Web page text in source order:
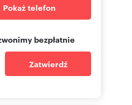
Pokaż telefon
bezpłatnie
Zatwierdź